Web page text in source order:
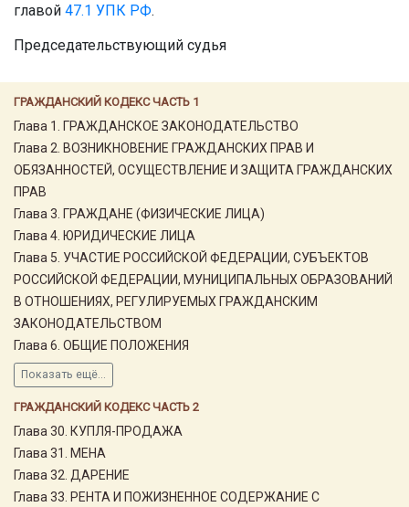
ГРАЖДАНСКИЙ КОДЕКС ЧАСТЬ 1
Глава 1. ГРАЖДАНСКОЕ ЗАКОНОДАТЕЛЬСТВО
Глава 2. ВОЗНИКНОВЕНИЕ ГРАЖДАНСКИХ ПРАВ И
ОБЯЗАННОСТЕЙ, ОСУЩЕСТВЛЕНИЕ И ЗАЩИТА ГРАЖДАНСКИХ
ПРАВ
Глава 3. ГРАЖДАНЕ (ФИЗИЧЕСКИЕ ЛИЦА)
Глава 4. ЮРИДИЧЕСКИЕ ЛИЦА
Глава 5. УЧАСТИЕ РОССИЙСКОЙ ФЕДЕРАЦИИ, СУБЪЕКТОВ
РОССИЙСКОЙ ФЕДЕРАЦИИ, МУНИЦИПАЛЬНЫХ ОБРАЗОВАНИЙ
В ОТНОШЕНИЯХ, РЕГУЛИРУЕМЫХ ГРАЖДАНСКИМ
ЗАКОНОДАТЕЛЬСТВОМ
Глава 6. ОБЩИЕ ПОЛОЖЕНИЯ
Показать ещё...
ГРАЖДАНСКИЙ КОДЕКС ЧАСТЬ 2
Глава 30. КУПЛЯ-ПРОДАЖА
Глава 31. МЕНА
Глава 32. ДАРЕНИЕ
Глава 33. РЕНТА И ПОЖИЗНЕННОЕ СОДЕРЖАНИЕ С
главой 47.1 УПК РФ.
Председательствующий судья